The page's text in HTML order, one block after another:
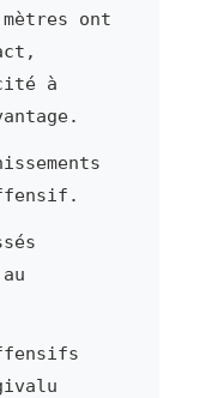
mètres ont
à